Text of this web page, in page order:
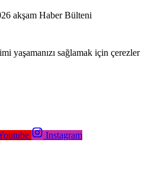
akşam Haber Bülteni
yaşamanızı sağlamak için çerezler
Instagram